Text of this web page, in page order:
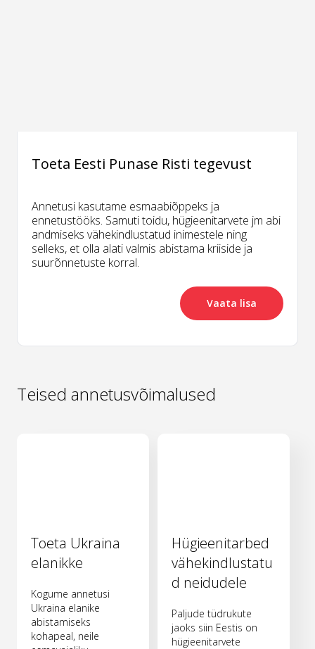
Toeta Eesti Punase Risti tegevust
Annetusi kasutame esmaabiõppeks ja
ennetustööks. Samuti toidu, hügieenitarvete jm abi
andmiseks vähekindlustatud inimestele ning
selleks, et olla alati valmis abistama kriiside ja
suurõnnetuste korral.
Vaata lisa
Teised annetusvõimalused
Toeta Ukraina
elanikke
Kogume annetusi
Ukraina elanike
abistamiseks
kohapeal, neile
Hügieenitarbed
vähekindlustatu
d neidudele
Paljude tüdrukute
jaoks siin Eestis on
hügieenitarvete